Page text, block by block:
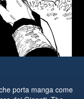
porta manga come